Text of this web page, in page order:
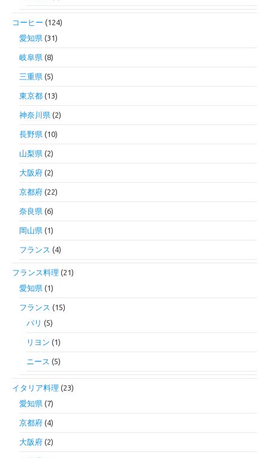
コーヒー (124)
愛知県 (31)
岐阜県 (8)
三重県 (5)
東京都 (13)
神奈川県 (2)
長野県 (10)
山梨県 (2)
大阪府 (2)
京都府 (22)
奈良県 (6)
岡山県 (1)
フランス (4)
フランス料理 (21)
愛知県 (1)
フランス (15)
パリ (5)
リヨン (1)
ニース (5)
イタリア料理 (23)
愛知県 (7)
京都府 (4)
大阪府 (2)